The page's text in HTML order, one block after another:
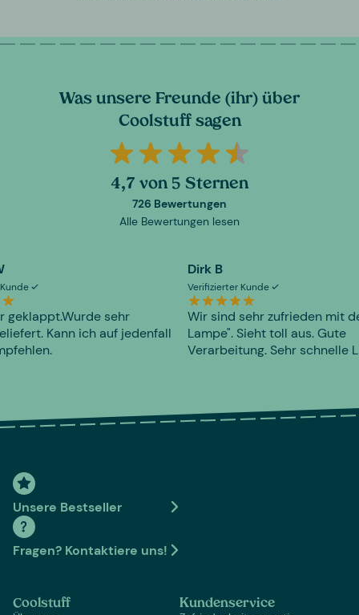
Was unsere Freunde (ihr) über
Coolstuff sagen
4,7 von 5 Sternen
726 Bewertungen
Alle Bewertungen lesen
geklappt.Wurde sehr
Kann ich auf jedenfall
Dirk B
Verifizierter Kunde
Wir sind sehr zufrieden mit
Lampe". Sieht toll aus. Gute
Verarbeitung. Sehr schnelle
Unsere Bestseller
Fragen? Kontaktiere uns!
Coolstuff Kundenservice